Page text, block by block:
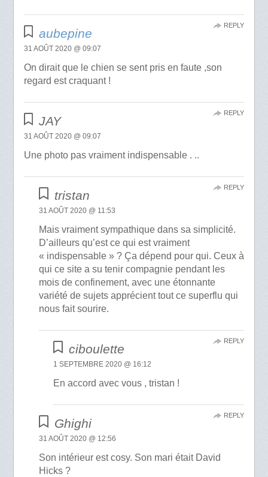
aubepine
31 AOÛT 2020 @ 09:07
On dirait que le chien se sent pris en faute ,son
regard est craquant !
REPLY
JAY
31 AOÛT 2020 @ 09:07
Une photo pas vraiment indispensable . ..
REPLY
tristan
31 AOÛT 2020 @ 11:53
Mais vraiment sympathique dans sa simplicité.
D’ailleurs qu’est ce qui est vraiment
« indispensable » ? Ça dépend pour qui. Ceux à
qui ce site a su tenir compagnie pendant les
mois de confinement, avec une étonnante
variété de sujets apprécient tout ce superflu qui
nous fait sourire.
REPLY
ciboulette
1 SEPTEMBRE 2020 @ 16:12
En accord avec vous , tristan !
REPLY
Ghighi
31 AOÛT 2020 @ 12:56
Son intérieur est cosy. Son mari était David
Hicks ?
REPLY